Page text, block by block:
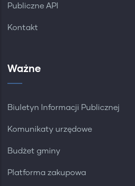
Publiczne API
Kontakt
Ważne
Biuletyn Informacji Publicznej
Komunikaty urzędowe
Budżet gminy
Platforma zakupowa